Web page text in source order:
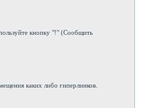
кнопку "!" (Сообщить
каких либо гиперлинков.